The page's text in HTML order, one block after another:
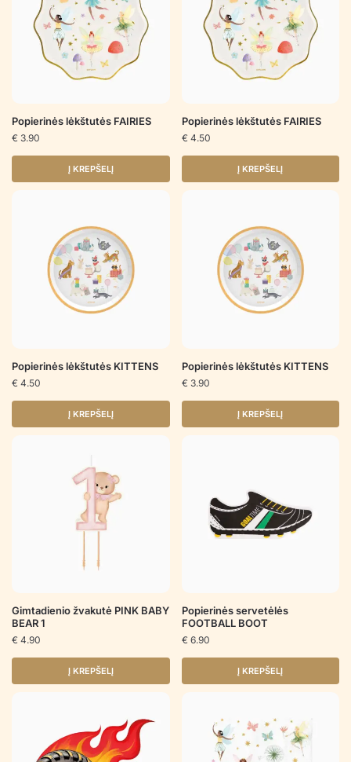
Popierinės lėkštutės FAIRIES
€ 3.90
Į KREPŠELĮ
Popierinės lėkštutės FAIRIES
€ 4.50
Į KREPŠELĮ
Popierinės lėkštutės KITTENS
€ 4.50
Į KREPŠELĮ
Popierinės lėkštutės KITTENS
€ 3.90
Į KREPŠELĮ
Gimtadienio žvakutė PINK BABY
BEAR 1
€ 4.90
Į KREPŠELĮ
Popierinės servetėlės
FOOTBALL BOOT
€ 6.90
Į KREPŠELĮ